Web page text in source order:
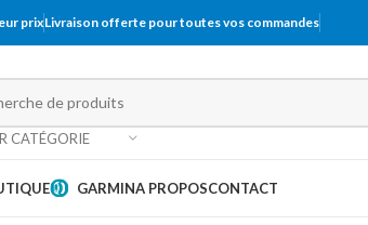
prixLivraison offerte pour toutes vos commandes
CATÉGORIE
GARMINA PROPOSCONTACT